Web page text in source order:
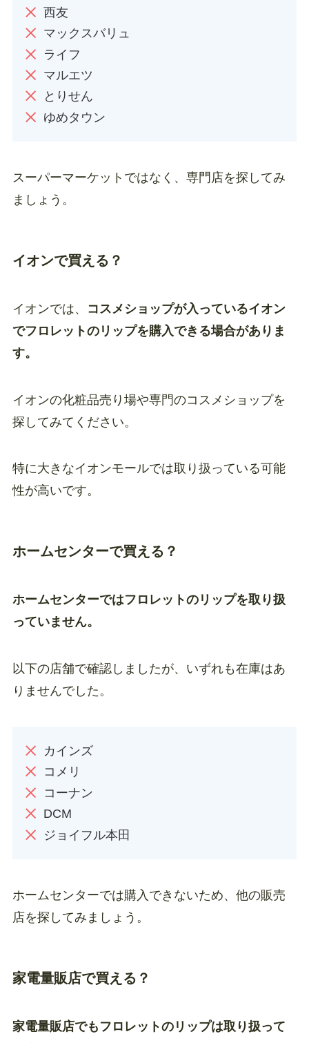
西友
マックスバリュ
ライフ
マルエツ
とりせん
ゆめタウン
スーパーマーケットではなく、専門店を探してみ
ましょう。
イオンで買える？
イオンでは、
コスメショップが入っているイオン
でフロレットのリップを購入できる場合がありま
す。
イオンの化粧品売り場や専門のコスメショップを
探してみてください。
特に大きなイオンモールでは取り扱っている可能
性が高いです。
ホームセンターで買える？
ホームセンターではフロレットのリップを取り扱
っていません。
以下の店舗で確認しましたが、いずれも在庫はあ
りませんでした。
カインズ
コメリ
コーナン
DCM
ジョイフル本田
ホームセンターでは購入できないため、他の販売
店を探してみましょう。
家電量販店で買える？
家電量販店でもフロレットのリップは取り扱って